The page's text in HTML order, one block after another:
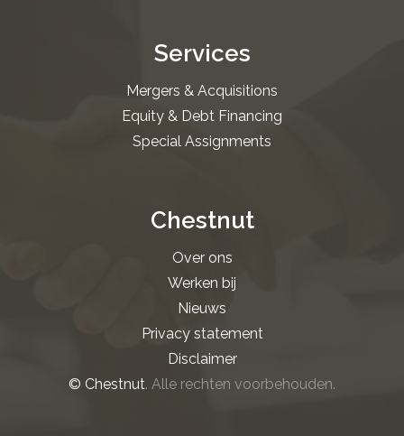
Services
Mergers & Acquisitions
Equity & Debt Financing
Special Assignments
Chestnut
Over ons
Werken bij
Nieuws
Privacy statement
Disclaimer
© Chestnut. Alle rechten voorbehouden.